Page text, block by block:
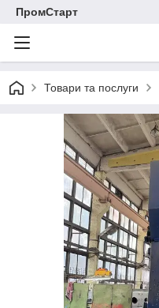
ПромСтарт
Товари та послуги